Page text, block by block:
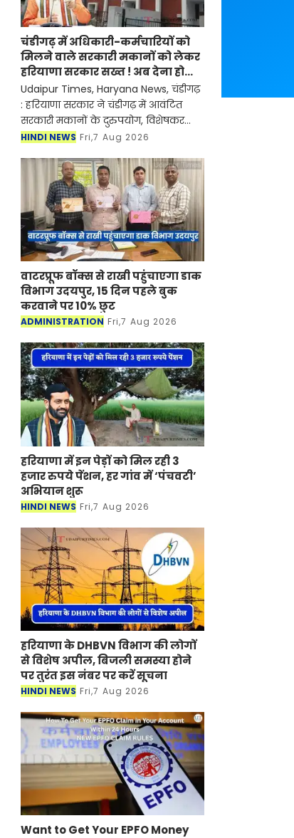
चंडीगढ़ में अधिकारी-कर्मचारियों को
मिलने वाले सरकारी मकानों को लेकर
हरियाणा सरकार सख्त ! अब देना होगा
ये प्रमाण-पत्र
Udaipur Times, Haryana News, चंडीगढ़
: हरियाणा सरकार ने चंडीगढ़ में आवंटित
सरकारी मकानों के दुरुपयोग, विशेषकर
सबलेटिंग (किराये पर देने) पर रोक लगाने
ऐसे सभी अधि
HINDI NEWS Fri,7 Aug 2026
वाटरप्रूफ बॉक्स से राखी पहुंचाएगा डाक
विभाग उदयपुर, 15 दिन पहले बुक
करवाने पर 10% छुट
ADMINISTRATION Fri,7 Aug 2026
हरियाणा में इन पेड़ों को मिल रही 3
हजार रुपये पेंशन, हर गांव में ‘पंचवटी’
अभियान शुरू
HINDI NEWS Fri,7 Aug 2026
हरियाणा के DHBVN विभाग की लोगों
से विशेष अपील, बिजली समस्या होने
पर तुरंत इस नंबर पर करें सूचना
HINDI NEWS Fri,7 Aug 2026
Want to Get Your EPFO Money